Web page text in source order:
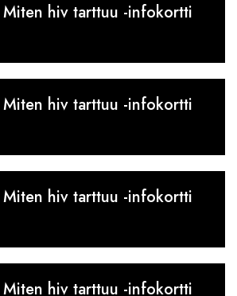
Miten hiv tarttuu -infokortti
Miten hiv tarttuu -infokortti
Miten hiv tarttuu -infokortti
Miten hiv tarttuu -infokortti